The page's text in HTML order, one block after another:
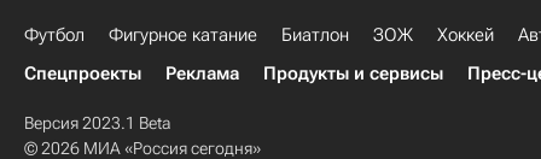
Футбол Фигурное катание Биатлон ЗОЖ Хоккей
Спецпроекты
Реклама Продукты и сервисы Пресс-
Версия 2023.1 Beta
© 2026 МИА «Россия сегодня»